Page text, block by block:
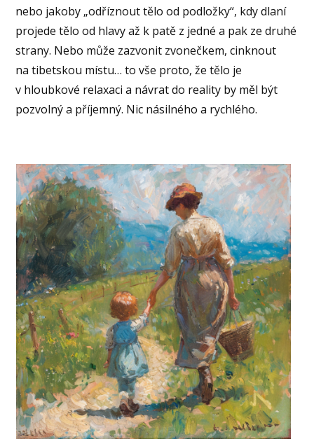
nebo jakoby „odříznout tělo od podložky“, kdy dlaní
projede tělo od hlavy až k patě z jedné a pak ze druhé
strany. Nebo může zazvonit zvonečkem, cinknout
na tibetskou místu… to vše proto, že tělo je
v hloubkové relaxaci a návrat do reality by měl být
pozvolný a příjemný. Nic násilného a rychlého.